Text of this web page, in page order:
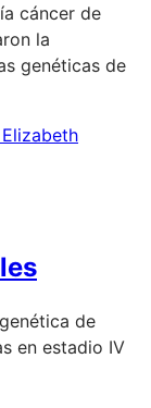
cáncer de
la
genéticas de
de
en estadio IV